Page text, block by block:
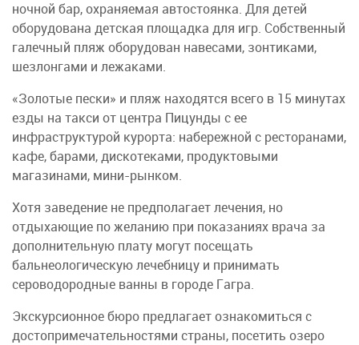
ночной бар, охраняемая автостоянка. Для детей
оборудована детская площадка для игр. Собственный
галечный пляж оборудован навесами, зонтиками,
шезлонгами и лежаками.
«Золотые пески» и пляж находятся всего в 15 минутах
езды на такси от центра Пицунды с ее
инфраструктурой курорта: набережной с ресторанами,
кафе, барами, дискотеками, продуктовыми
магазинами, мини-рынком.
Хотя заведение не предполагает лечения, но
отдыхающие по желанию при показаниях врача за
дополнительную плату могут посещать
бальнеологическую лечебницу и принимать
сероводородные ванны в городе Гагра.
Экскурсионное бюро предлагает ознакомиться с
достопримечательностями страны, посетить озеро